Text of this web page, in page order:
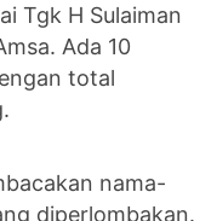
Tgk H Sulaiman
Ada 10
total
nama-
diperlombakan.